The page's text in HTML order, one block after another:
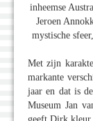
inheemse
Jeroen
mystische
Met zijn
markante
jaar en dat is
Museum Jan